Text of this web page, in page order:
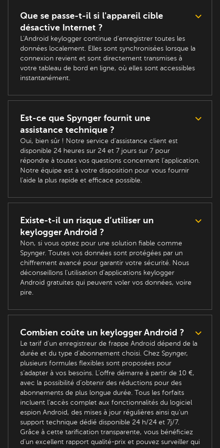
Que se passe-t-il si l'appareil cible
désactive Internet ?
L'Android keylogger continue d’enregistrer toutes les
données localement. Elles sont synchronisées lorsque la
connexion revient et sont directement transmises à
votre tableau de bord en ligne, où elles sont accessibles
instantanément.
Est-ce que Spynger fournit une
assistance technique ?
Oui, bien sûr ! Notre service d'assistance client est
disponible 24 heures sur 24 et 7 jours sur 7 pour
répondre à toutes vos questions concernant l'application.
Notre équipe est à votre disposition pour vous fournir
l'aide la plus rapide et efficace possible.
Existe-t-il un risque d’utiliser un
keylogger Android ?
Non, si vous optez pour une solution fiable comme
Spynger. Toutes vos données sont protégées par un
chiffrement avancé pour garantir votre sécurité. Nous
déconseillons l'utilisation d'applications keylogger
Android gratuites qui peuvent voler vos données, voire
pire.
Combien coûte un keylogger Android ?
Le tarif d’un enregistreur de frappe Android dépend de la
durée et du type d’abonnement choisi. Chez Spynger,
plusieurs formules flexibles sont proposées pour
s’adapter à vos besoins. L’offre démarre à partir de 10 €,
avec la possibilité d’obtenir des réductions pour des
abonnements de plus longue durée. Tous les forfaits
incluent l’accès complet aux fonctionnalités du logiciel
espion Android, des mises à jour régulières ainsi qu’un
support technique dédié disponible 24 h/24 et 7j/7.
Grâce à cette tarification transparente, vous bénéficiez
d’un excellent rapport qualité-prix et pouvez surveiller qui